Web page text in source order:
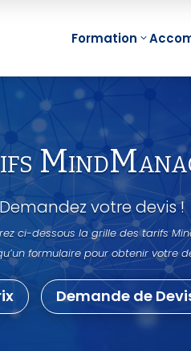
Formation
Management
Visuel
(Mind
Management
Visuel
Visuel de
Visuel de
Demandez votre devis !
ci-dessous la grille des tarifs
formulaire pour obtenir votre
Demande de